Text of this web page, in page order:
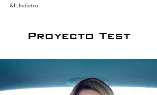
&lt;Indietro
Proyecto Test